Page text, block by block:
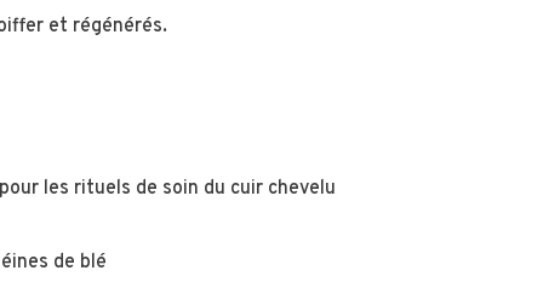
et régénérés.
les rituels de soin du cuir chevelu
de blé